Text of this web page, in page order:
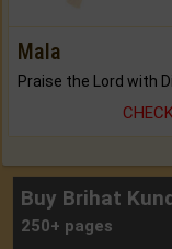
Mala
Buy Brihat
250+ pages